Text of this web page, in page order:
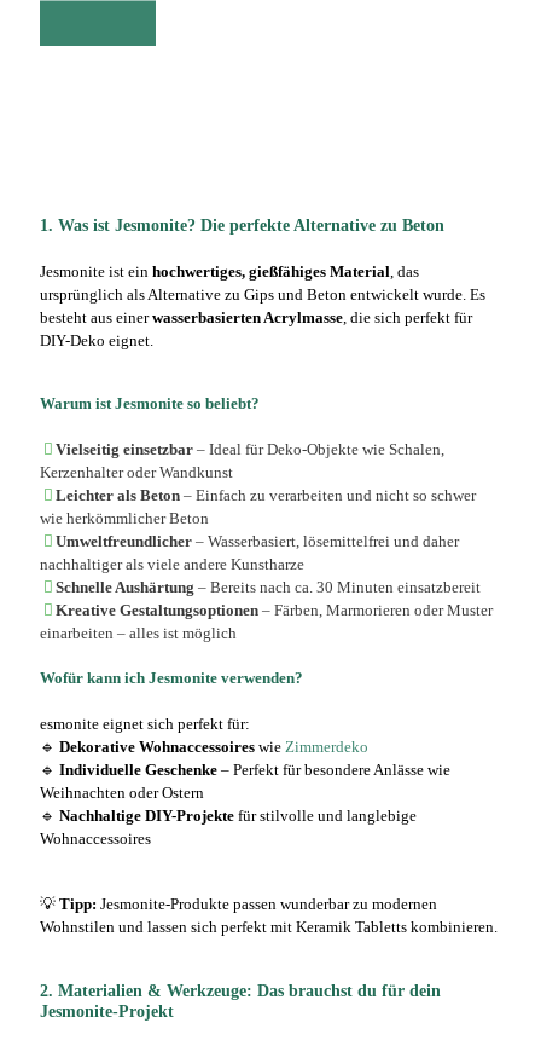
1. Was ist Jesmonite? Die perfekte Alternative zu Beton
Jesmonite ist ein hochwertiges, gießfähiges Material, das
ursprünglich als Alternative zu Gips und Beton entwickelt wurde. Es
besteht aus einerwasserbasierten Acrylmasse, die sich perfekt für
DIY-Deko eignet.
Warum ist Jesmonite so beliebt?
Vielseitig einsetzbar – Ideal für Deko-Objekte wie Schalen,
Kerzenhalter oder Wandkunst
Leichter als Beton – Einfach zu verarbeiten und nicht so schwer
wie herkömmlicher Beton
Umweltfreundlicher – Wasserbasiert, lösemittelfrei und daher
nachhaltiger als viele andere Kunstharze
Schnelle Aushärtung – Bereits nach ca. 30 Minuten einsatzbereit
Kreative Gestaltungsoptionen – Färben, Marmorieren oder Muster
einarbeiten – alles ist möglich
Wofür kann ich Jesmonite verwenden?
esmonite eignet sich perfekt für:
🔹 Dekorative Wohnaccessoires wie Zimmerdeko
🔹 Individuelle Geschenke – Perfekt für besondere Anlässe wie
Weihnachten oder Ostern
🔹 Nachhaltige DIY-Projekte für stilvolle und langlebige
Wohnaccessoires
💡 Tipp: Jesmonite-Produkte passen wunderbar zu modernen
Wohnstilen und lassen sich perfekt mit Keramik Tabletts kombinieren.
2. Materialien & Werkzeuge: Das brauchst du für dein
Jesmonite-Projekt